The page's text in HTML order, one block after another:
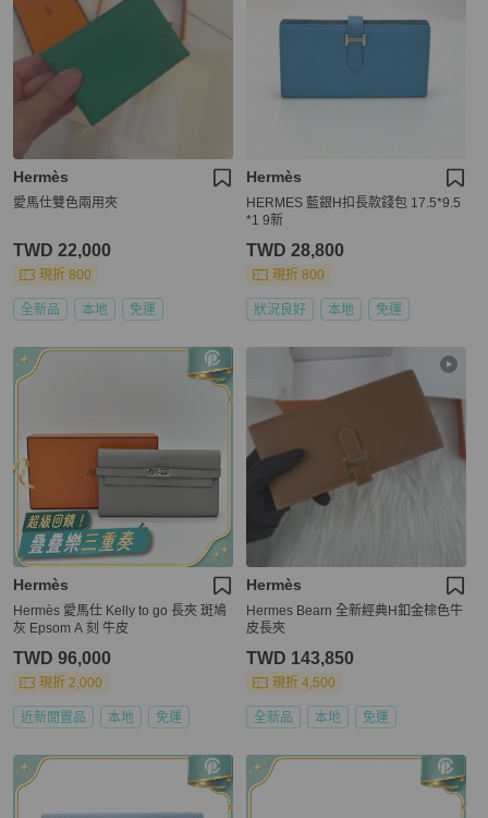
Hermès
愛馬仕雙色兩用夾
TWD 22,000
現折 800
全新品 本地 免運
Hermès
HERMES 藍銀H扣長款錢包 17.5*9.5
*1 9新
TWD 28,800
現折 800
狀況良好 本地 免運
Hermès
Hermès 愛馬仕 Kelly to go 長夾 斑鳩
灰 Epsom A 刻 牛皮
TWD 96,000
現折 2,000
近新閒置品 本地 免運
Hermès
Hermes Bearn 全新經典H釦金棕色牛
皮長夾
TWD 143,850
現折 4,500
全新品 本地 免運